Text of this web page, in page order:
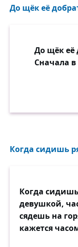
До щёк её
До щёк её
Сначала
Когда сидишь
Когда
девушкой,
сядешь на
кажется